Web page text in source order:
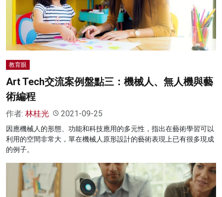
教育眼
Art Tech交流案例盤點三：機械人、無人機與藝
術編程
作者: 林桂光 2021-09-25
因應機械人的形態、功能和科技應用的多元性，指出在藝術學習可以
利用的空間非常大，單在機械人原形設計的藝術表現上已有很多現成
的例子。